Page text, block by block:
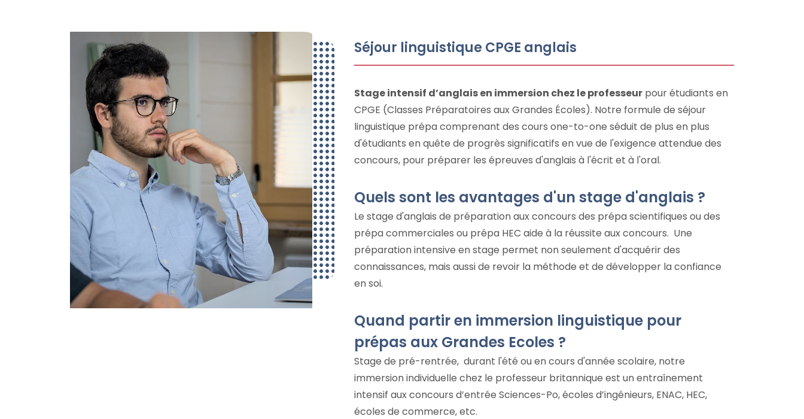
Séjour linguistique CPGE anglais
Stage intensif d’anglais en immersion chez le professeur pour étudiants en
CPGE (Classes Préparatoires aux Grandes Écoles). Notre formule de séjour
linguistique prépa comprenant des cours one-to-one séduit de plus en plus
d'étudiants en quête de progrès significatifs en vue de l'exigence attendue des
concours, pour préparer les épreuves d'anglais à l'écrit et à l'oral.
Quels sont les avantages d'un stage d'anglais ?
Le stage d'anglais de préparation aux concours des prépa scientifiques ou des
prépa commerciales ou prépa HEC aide à la réussite aux concours. Une
préparation intensive en stage permet non seulement d'acquérir des
connaissances, mais aussi de revoir la méthode et de développer la confiance
en soi.
Quand partir en immersion linguistique pour
prépas aux Grandes Ecoles ?
Stage de pré-rentrée, durant l'été ou en cours d'année scolaire, notre
immersion individuelle chez le professeur britannique est un entraînement
intensif aux concours d’entrée Sciences-Po, écoles d’ingénieurs, ENAC, HEC,
écoles de commerce, etc.